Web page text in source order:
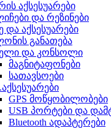
აქსესუარები
და რეზინები
და აქსესუარები
განათება
და კონსოლი
მაგნიტაფონები
სათავსოები
GPS მოწყობილობები
USB პორტები და
Bluetooth ადაპტერები